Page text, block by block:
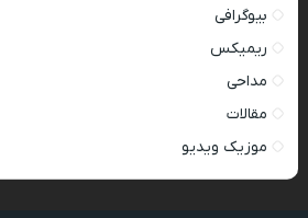
بیوگرافی
ریمیکس
مداحی
مقالات
موزیک ویدیو